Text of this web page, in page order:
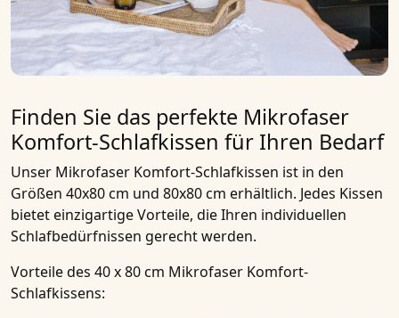
Finden Sie das perfekte Mikrofaser
Komfort-Schlafkissen für Ihren Bedarf
Unser Mikrofaser Komfort-Schlafkissen ist in den
Größen 40x80 cm und 80x80 cm erhältlich. Jedes Kissen
bietet einzigartige Vorteile, die Ihren individuellen
Schlafbedürfnissen gerecht werden.
Vorteile des 40 x 80 cm Mikrofaser Komfort-
Schlafkissens: